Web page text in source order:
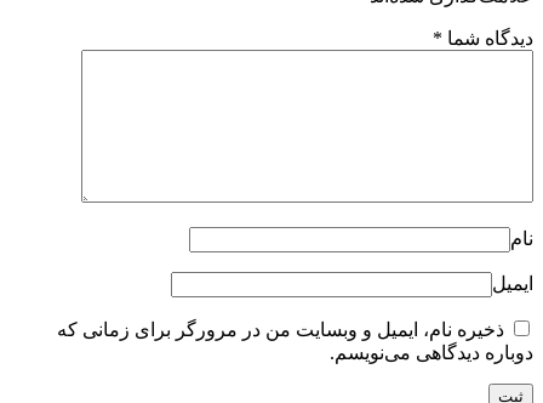
دیدگاه شما *
نام
ایمیل
ذخیره نام، ایمیل و وبسایت من در مرورگر برای زمانی که
دوباره دیدگاهی می‌نویسم.